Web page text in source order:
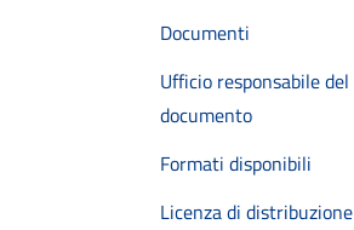
Documenti
Ufficio responsabile del
documento
Formati disponibili
Licenza di distribuzione